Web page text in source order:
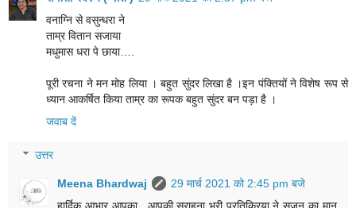
वनाग्नि से वसुन्धरा ने
ताम्र वितान सजाया
मधुमास धरा पे छाया….
पूरी रचना ने मन मोह लिया । बहुत सुंदर लिखा है ।इन पंक्तियों ने विशेष रूप से
ध्यान आकर्षित किया ताम्र का रूपक बहुत सुंदर बन पड़ा है ।
जवाब दें
उत्तर
Meena Bhardwaj
29 मार्च 2021 को 2:45 pm बजे